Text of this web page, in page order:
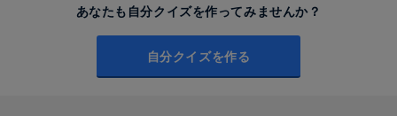
あなたも自分クイズを作ってみませんか？
自分クイズを作る